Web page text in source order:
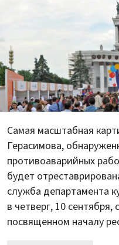
Самая масштабная
Герасимова,
противоаварийных
будет
служба департамента
в четверг, 10 сентября,
посвященном началу